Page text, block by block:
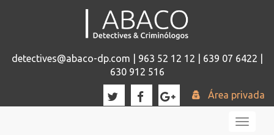
detectives@abaco-dp.com | 963 52 12 12 | 639 07 6422 |
630 912 516
Área privada